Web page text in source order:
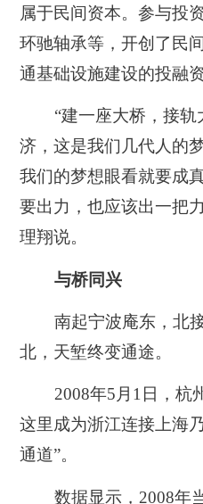
属于民间资本。参与投
环驰轴承等，开创了民
通基础设施建设的投融资
“建一座大桥，接
济，这是我们几代人的
我们的梦想眼看就要成
要出力，也应该出一把
理翔说。
与桥同兴
南起宁波庵东，北
北，天堑终变通途。
2008年5月1日，杭
这里成为浙江连接上海
通道”。
数据显示，2008年